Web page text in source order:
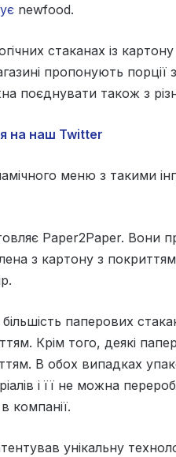
newfood.
стаканах із
пропонують порції
поєднувати також з
на наш Twitter
меню з такими
Paper2Paper. Вони
​​з картону з
паперових
Крім того, деякі
В обох випадках
і її не можна
компанії.
унікальну